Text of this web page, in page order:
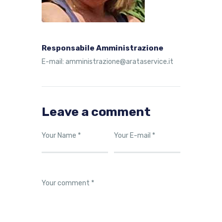
Responsabile Amministrazione
E-mail: amministrazione@arataservice.it
Leave a comment